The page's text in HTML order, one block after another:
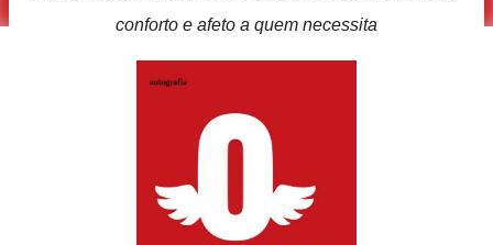
conforto e afeto a quem necessita